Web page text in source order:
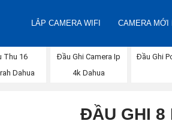
LẮP CAMERA WIFI CAMERA MỚI
Thu 16
Dahua
Đầu Ghi Camera Ip
4k Dahua
Đầu Ghi
ĐẦU GHI 8